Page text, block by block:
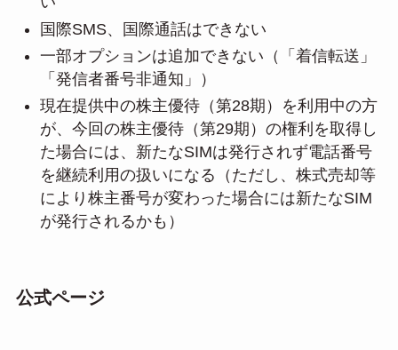
国際SMS、国際通話はできない
一部オプションは追加できない（「着信転送」
「発信者番号非通知」）
現在提供中の株主優待（第28期）を利用中の方
が、今回の株主優待（第29期）の権利を取得し
た場合には、新たなSIMは発行されず電話番号
を継続利用の扱いになる（ただし、株式売却等
により株主番号が変わった場合には新たなSIM
が発行されるかも）
公式ページ